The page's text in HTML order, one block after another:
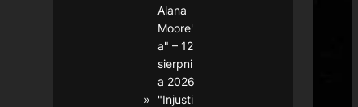
Alana
Moore'
a" – 12
sierpni
a 2026
"Injusti